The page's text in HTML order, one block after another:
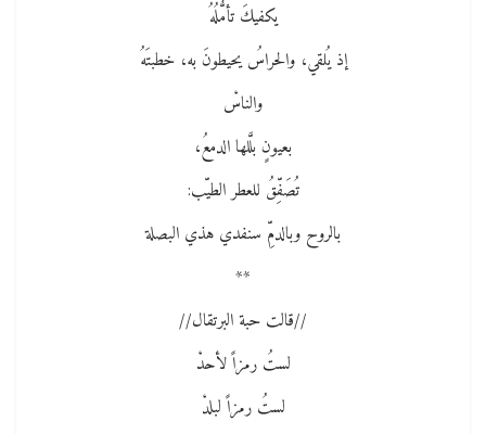
يكفيكَ تأمُّلُهُ
إذ يُلقي، والحراسُ يحيطونَ به، خطبتَهُ
والناسْ
بعيونٍ بلَّلها الدمعُ،
تُصَفِّقُ للعطر الطيّب:
بالروح وبالدمِّ سنفدي هذي البصلة
**
//قالت حبة البرتقال//
لستُ رمزاً لأحدْ
لستُ رمزاً لبلدْ